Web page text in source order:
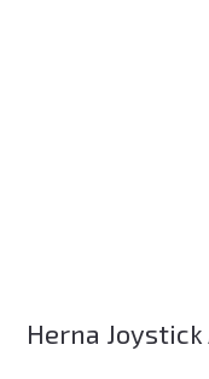
Herna Joystick